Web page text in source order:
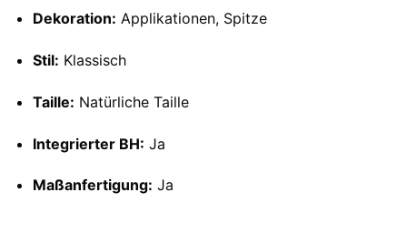
Dekoration: Applikationen, Spitze
Stil: Klassisch
Taille: Natürliche Taille
Integrierter BH: Ja
Maßanfertigung: Ja